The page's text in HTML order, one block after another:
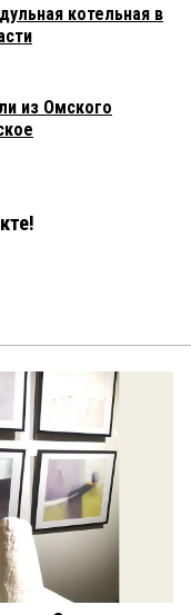
котельная в
из Омского